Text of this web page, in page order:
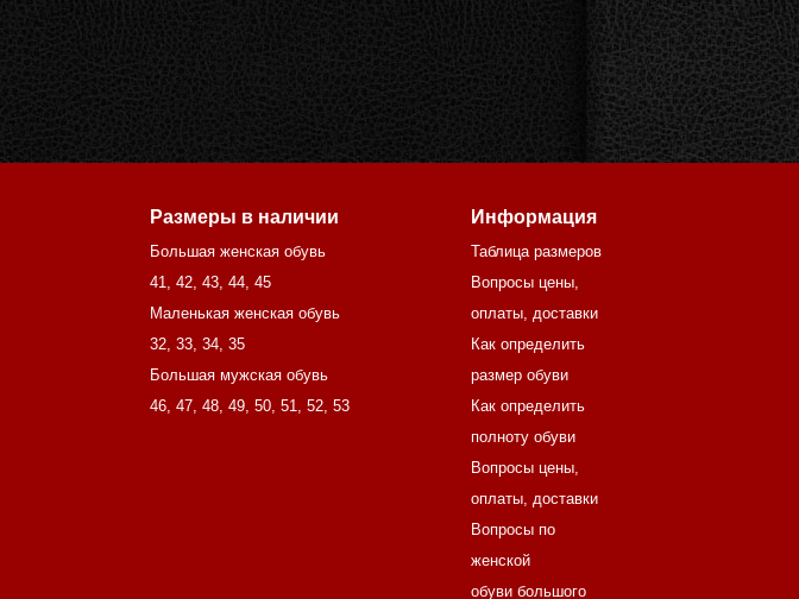
Размеры в наличии
Большая женская обувь
41, 42, 43, 44, 45
Маленькая женская обувь
32, 33, 34, 35
Большая мужская обувь
46, 47, 48, 49, 50, 51, 52, 53
Информация
Таблица размеров
Вопросы цены,
оплаты, доставки
Как определить
размер обуви
Как определить
полноту обуви
Вопросы цены,
оплаты, доставки
Вопросы по
женской
обуви большого